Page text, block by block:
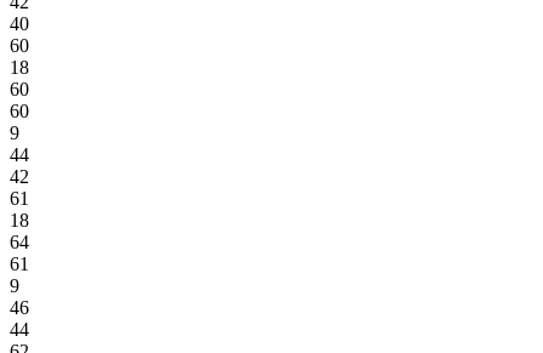
40
60
18
60
60
9
44
42
61
18
64
61
9
46
44